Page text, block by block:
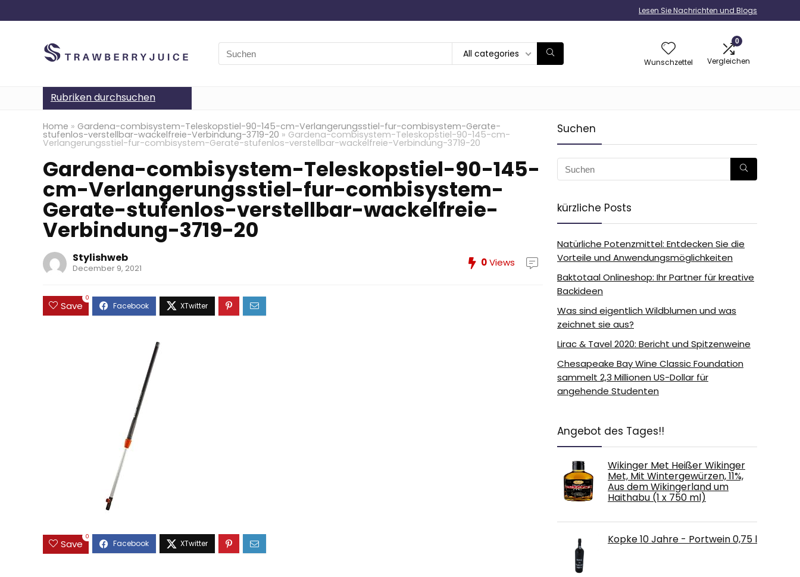
Lesen Sie Nachrichten und Blogs
Search
for:
All categories
Wunschzettel
0
Vergleichen
Rubriken durchsuchen
Home » Gardena-combisystem-Teleskopstiel-90-145-cm-Verlangerungsstiel-fur-combisystem-Gerate-
stufenlos-verstellbar-wackelfreie-Verbindung-3719-20 » Gardena-combisystem-Teleskopstiel-90-145-cm-
Verlangerungsstiel-fur-combisystem-Gerate-stufenlos-verstellbar-wackelfreie-Verbindung-3719-20
Gardena-combisystem-Teleskopstiel-90-145-
cm-Verlangerungsstiel-fur-combisystem-
Gerate-stufenlos-verstellbar-wackelfreie-
Verbindung-3719-20
Stylishweb
December 9, 2021 0Views
Save
0
Save
0
Suchen
kürzliche Posts
Natürliche Potenzmittel: Entdecken Sie die
Vorteile und Anwendungsmöglichkeiten
Baktotaal Onlineshop: Ihr Partner für kreative
Backideen
Was sind eigentlich Wildblumen und was
zeichnet sie aus?
Lirac & Tavel 2020: Bericht und Spitzenweine
Chesapeake Bay Wine Classic Foundation
sammelt 2,3 Millionen US-Dollar für
angehende Studenten
Angebot des Tages!!
Wikinger Met Heißer Wikinger
Met, Mit Wintergewürzen, 11%,
Aus dem Wikingerland um
Haithabu (1 x 750 ml)
Kopke 10 Jahre - Portwein 0,75 l